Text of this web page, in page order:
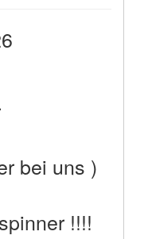
bei uns )
!!!!